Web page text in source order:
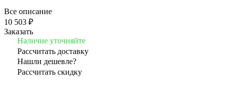
Все описание
10 503 ₽
Заказать
Наличие уточняйте
Рассчитать доставку
Нашли дешевле?
Рассчитать скидку